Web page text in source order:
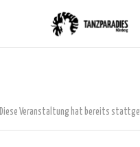
Diese Veranstaltung hat bereits